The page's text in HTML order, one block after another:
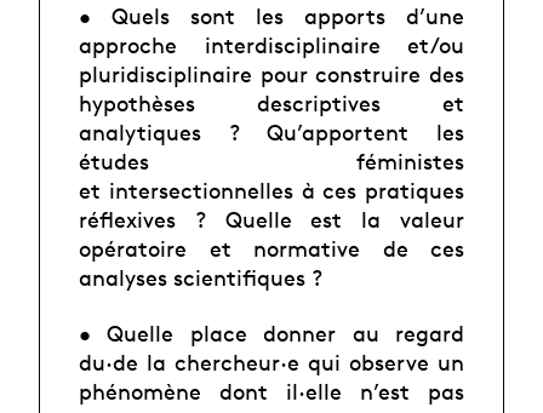
• Quels sont les apports d’une
approche interdisciplinaire et/ou
pluridisciplinaire pour construire des
hypothèses descriptives et
analytiques ? Qu’apportent les
études féministes
et intersectionnelles à ces pratiques
réflexives ? Quelle est la valeur
opératoire et normative de ces
analyses scientifiques ?
• Quelle place donner au regard
du·de la chercheur·e qui observe un
phénomène dont il·elle n’est pas